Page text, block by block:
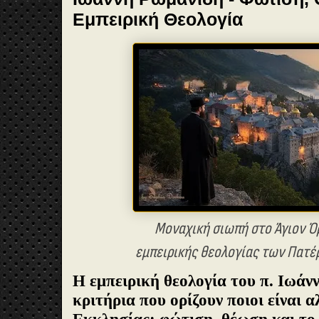
Εμπειρική Θεολογία
Μοναχική σιωπή στο Άγιον
εμπειρικής θεολογίας των
Η εμπειρική θεολογία του π.
κριτήρια που ορίζουν ποιοι είναι